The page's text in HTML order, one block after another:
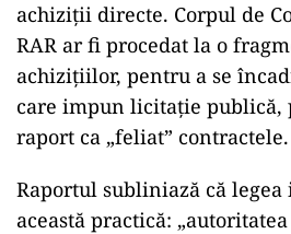
achiziții directe. Corpul de
RAR ar fi procedat la o
achizițiilor, pentru a se
care impun licitație publică,
raport ca „feliat” contractele.
Raportul subliniază că
această practică: